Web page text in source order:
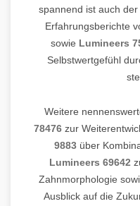
spannend ist auch der
Erfahrungsberichte
sowie Lumineers
Selbstwertgefühl
Weitere
78476 zur
9883 über
Lumineers 69642
Zahnmorphologie
Ausblick auf die